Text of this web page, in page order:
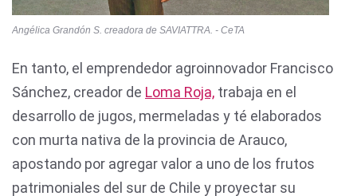
Angélica Grandón S. creadora de SAVIATTRA. - CeTA
En tanto, el emprendedor agroinnovador Francisco
Sánchez, creador de Loma Roja, trabaja en el
desarrollo de jugos, mermeladas y té elaborados
con murta nativa de la provincia de Arauco,
apostando por agregar valor a uno de los frutos
patrimoniales del sur de Chile y proyectar su